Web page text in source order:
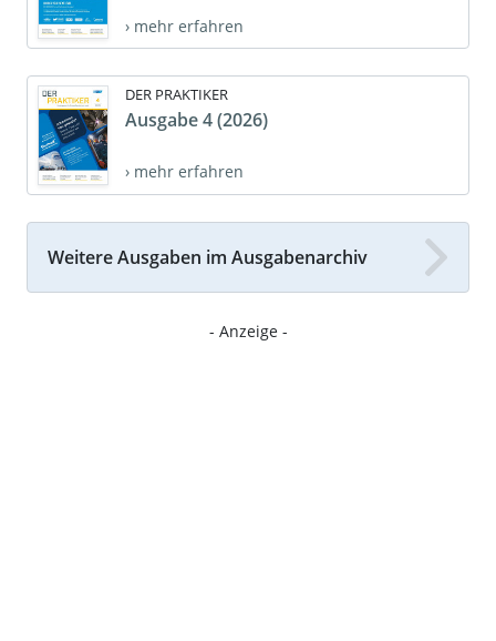
› mehr erfahren
DER PRAKTIKER
Ausgabe 4 (2026)
› mehr erfahren
Weitere Ausgaben im Ausgabenarchiv
- Anzeige -